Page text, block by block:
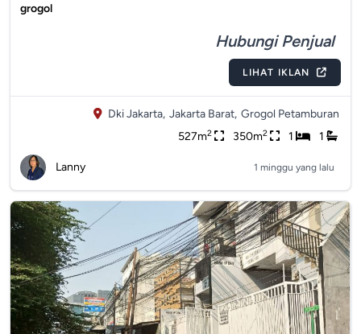
grogol
Hubungi Penjual
LIHAT IKLAN
Dki Jakarta, Jakarta Barat, Grogol Petamburan
527m2 350m2 1 1
Lanny 1 minggu yang lalu